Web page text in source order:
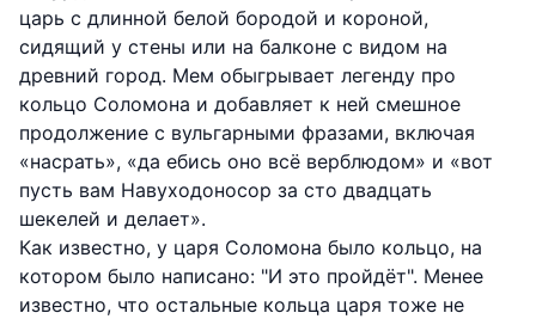
царь с длинной белой бородой и короной,
сидящий у стены или на балконе с видом на
древний город. Мем обыгрывает легенду про
кольцо Соломона и добавляет к ней смешное
продолжение с вульгарными фразами, включая
«насрать», «да ебись оно всё верблюдом» и «вот
пусть вам Навуходоносор за сто двадцать
шекелей и делает».
Как известно, у царя Соломона было кольцо, на
котором было написано: "И это пройдёт". Менее
известно, что остальные кольца царя тоже не